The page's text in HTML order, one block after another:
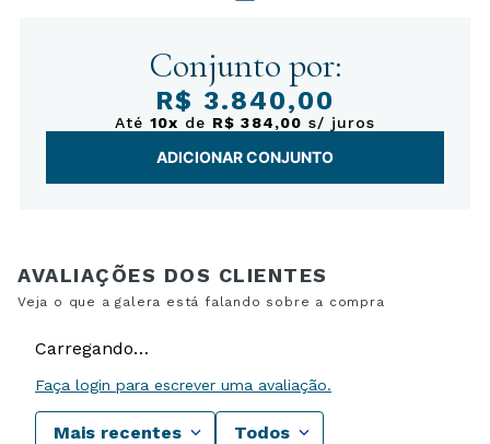
Conjunto por:
R$ 3.840,00
Até 10x de R$ 384,00 s/ juros
ADICIONAR CONJUNTO
Carregando…
Faça login para escrever uma avaliação.
Mais recentes Todos